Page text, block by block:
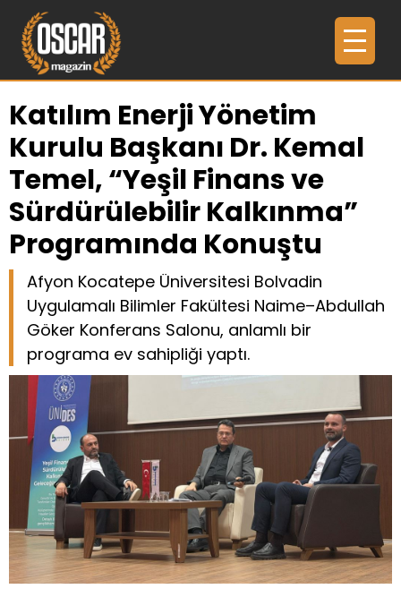
Katılım Enerji Yönetim
Kurulu Başkanı Dr. Kemal
Temel, “Yeşil Finans ve
Sürdürülebilir Kalkınma”
Programında Konuştu
Afyon Kocatepe Üniversitesi Bolvadin
Uygulamalı Bilimler Fakültesi Naime–Abdullah
Göker Konferans Salonu, anlamlı bir
programa ev sahipliği yaptı.